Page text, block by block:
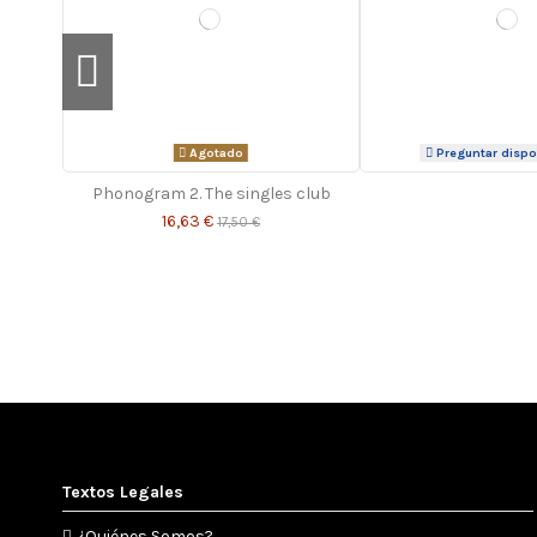
Agotado
Phonogram 2. The singles club
16,63 € 17,50 €
Preguntar
Textos Legales